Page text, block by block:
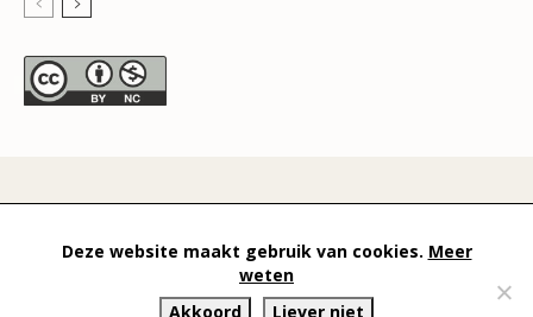
Commons» Privacyverklaring
Deze website maakt gebruik van cookies. Meer
weten
Akkoord
Liever niet